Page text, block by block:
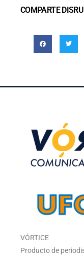
COMPARTE
VÓRTICE
Producto de